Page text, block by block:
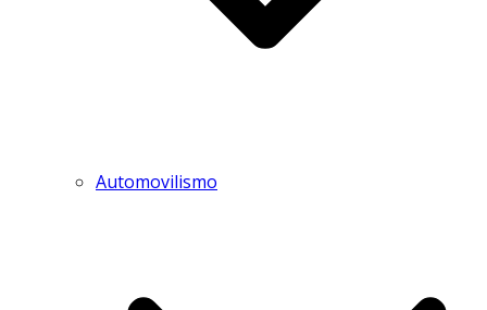
Automovilismo